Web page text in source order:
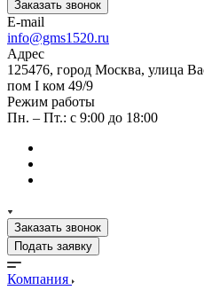
Заказать звонок
E-mail
info@gms1520.ru
Адрес
125476, город Москва, улица
пом I ком 49/9
Режим работы
Пн. – Пт.: с 9:00 до 18:00
Заказать звонок
Подать заявку
Компания